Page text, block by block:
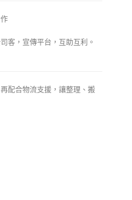
客，宣傳平台，互助互利。
配合物流支援，讓整理、搬